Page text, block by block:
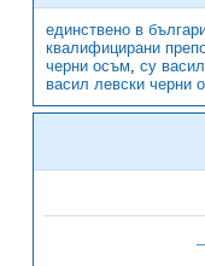
единствено в
квалифицирани
черни осъм, су
васил левски черни